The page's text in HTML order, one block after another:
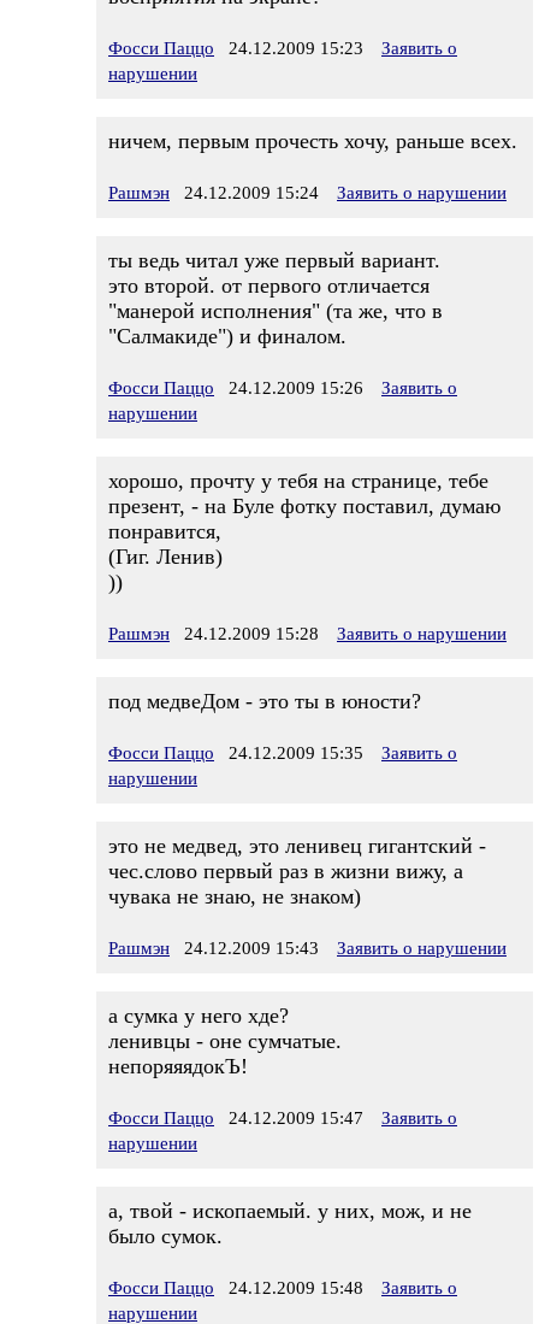
Фосси Паццо 24.12.2009 15:23
Заявить о
нарушении
ничем, первым прочесть хочу, раньше всех.
Рашмэн 24.12.2009 15:24 Заявить о нарушении
ты ведь читал уже первый вариант.
это второй. от первого отличается
"манерой исполнения" (та же, что в
"Салмакиде") и финалом.
Фосси Паццо 24.12.2009 15:26
Заявить о
нарушении
хорошо, прочту у тебя на странице, тебе
презент, - на Буле фотку поставил, думаю
понравится,
(Гиг. Ленив)
))
Рашмэн 24.12.2009 15:28 Заявить о нарушении
под медвеДом - это ты в юности?
Фосси Паццо 24.12.2009 15:35
Заявить о
нарушении
это не медвед, это ленивец гигантский -
чес.слово первый раз в жизни вижу, а
чувака не знаю, не знаком)
Рашмэн 24.12.2009 15:43 Заявить о нарушении
а сумка у него хде?
ленивцы - оне сумчатые.
непоряяядокЪ!
Фосси Паццо 24.12.2009 15:47
Заявить о
нарушении
а, твой - ископаемый. у них, мож, и не
было сумок.
Фосси Паццо 24.12.2009 15:48
Заявить о
нарушении